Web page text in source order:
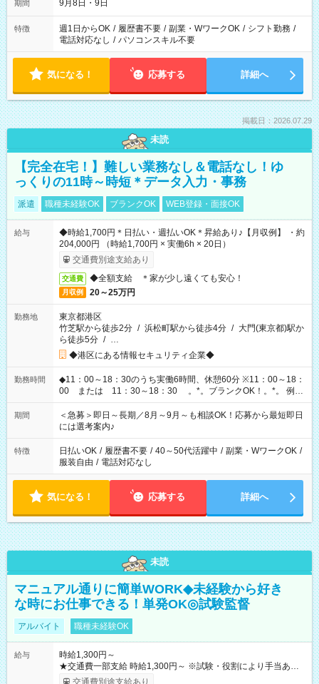
期間 9月8日・9日
特徴 週1日からOK / 履歴書不要 / 副業・WワークOK / シフト勤務 /
電話対応なし / パソコンスキル不要
気になる！ 応募する 詳細へ
掲載日：2026.07.29
未読
【完全在宅！】難しい業務なし＆電話なし！ゆ
っくりの11時～時短＊データ入力・事務
派遣 職種未経験OK ブランクOK WEB登録・面接OK
給与
◆時給1,700円＊日払い・週払いOK＊昇給あり♪【月収例】 ・約
204,000円 （時給1,700円 × 実働6h × 20日）
交通費別途支給あり
交通費 ◆全額支給 ＊家が少し遠くても安心！
月収例 20～25万円
勤務地
東京都港区
竹芝駅から徒歩2分 / 浜松町駅から徒歩4分 / 大門(東京都)駅か
ら徒歩5分 / …
◆港区にある情報セキュリティ企業◆
勤務時間
◆11：00～18：30のうち実働6時間、休憩60分 ※11：00～18：
00 または 11：30～18：30 。*。ブランクOK！。*。 例え
ば前職が、 在宅/財団法人/事務/コールセンター/受付/販売/カフェ
スタッフ スイーツ販売/ホテルフロント/化粧品販売/など 様々な
業界から入社して活躍されています♪
期間
＜急募＞即日～長期／8月～9月～も相談OK！応募から最短即日
には選考案内♪
特徴 日払いOK / 履歴書不要 / 40～50代活躍中 / 副業・WワークOK /
服装自由 / 電話対応なし
気になる！ 応募する 詳細へ
未読
マニュアル通りに簡単WORK◆未経験から好き
な時にお仕事できる！単発OK◎試験監督
アルバイト 職種未経験OK
給与
時給1,300円～
★交通費一部支給 時給1,300円～ ※試験・役割により手当あり
※勤務回数により昇給あり 【即給（前払い）オプションあ
交通費別途支給あり